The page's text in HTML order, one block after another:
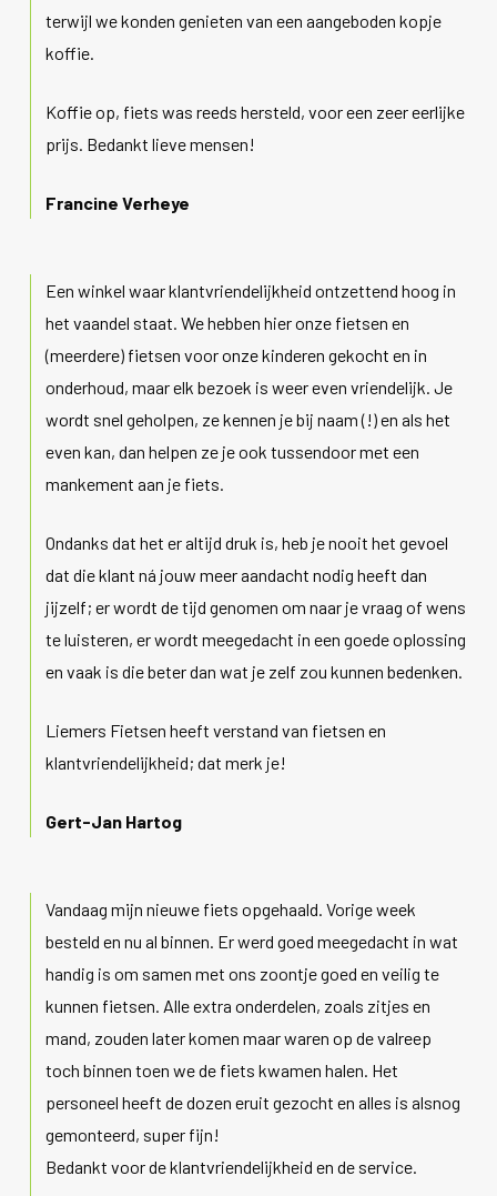
terwijl we konden genieten van een aangeboden kopje
koffie.
Koffie op, fiets was reeds hersteld, voor een zeer eerlijke
prijs. Bedankt lieve mensen!
Francine Verheye
Een winkel waar klantvriendelijkheid ontzettend hoog in
het vaandel staat. We hebben hier onze fietsen en
(meerdere) fietsen voor onze kinderen gekocht en in
onderhoud, maar elk bezoek is weer even vriendelijk. Je
wordt snel geholpen, ze kennen je bij naam (!) en als het
even kan, dan helpen ze je ook tussendoor met een
mankement aan je fiets.
Ondanks dat het er altijd druk is, heb je nooit het gevoel
dat die klant ná jouw meer aandacht nodig heeft dan
jijzelf; er wordt de tijd genomen om naar je vraag of wens
te luisteren, er wordt meegedacht in een goede oplossing
en vaak is die beter dan wat je zelf zou kunnen bedenken.
Liemers Fietsen heeft verstand van fietsen en
klantvriendelijkheid; dat merk je!
Gert-Jan Hartog
Vandaag mijn nieuwe fiets opgehaald. Vorige week
besteld en nu al binnen. Er werd goed meegedacht in wat
handig is om samen met ons zoontje goed en veilig te
kunnen fietsen. Alle extra onderdelen, zoals zitjes en
mand, zouden later komen maar waren op de valreep
toch binnen toen we de fiets kwamen halen. Het
personeel heeft de dozen eruit gezocht en alles is alsnog
gemonteerd, super fijn!
Bedankt voor de klantvriendelijkheid en de service.